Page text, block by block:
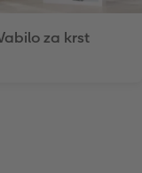
za krst